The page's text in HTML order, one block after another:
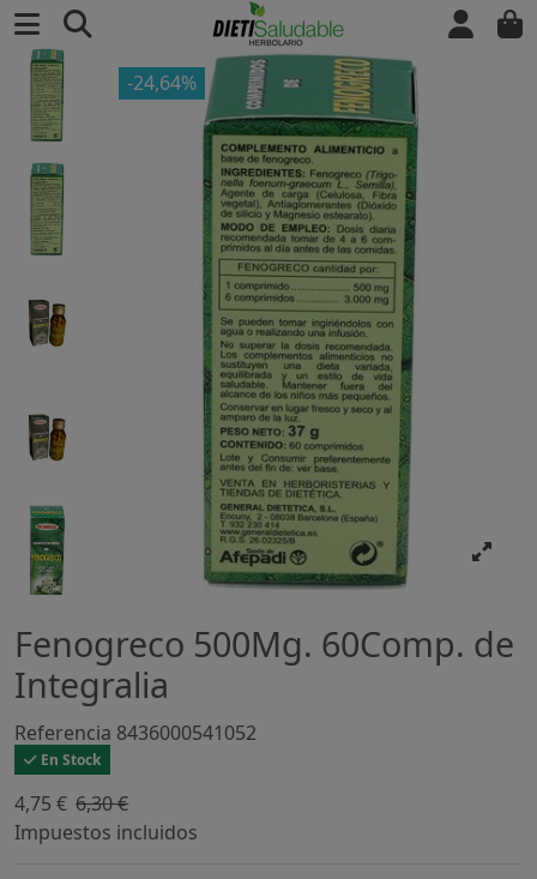
-24,64%
Fenogreco 500Mg. 60Comp. de
Integralia
Referencia 8436000541052
En Stock
4,75 € 6,30 €
Impuestos incluidos